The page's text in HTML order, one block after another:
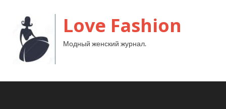
Love Fashion
Модный женский журнал.